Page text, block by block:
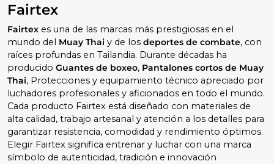
Fairtex
Fairtex es una de las marcas más prestigiosas en el
mundo del Muay Thai y de los deportes de combate, con
raíces profundas en Tailandia. Durante décadas ha
producido Guantes de boxeo, Pantalones cortos de Muay
Thai, Protecciones y equipamiento técnico apreciado por
luchadores profesionales y aficionados en todo el mundo.
Cada producto Fairtex está diseñado con materiales de
alta calidad, trabajo artesanal y atención a los detalles para
garantizar resistencia, comodidad y rendimiento óptimos.
Elegir Fairtex significa entrenar y luchar con una marca
símbolo de autenticidad, tradición e innovación